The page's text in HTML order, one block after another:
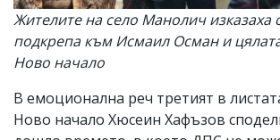
Жителите на село Манолич изказаха
подкрепа към Исмаил Осман и
Ново начало
В емоционална реч третият в
Ново начало Хюсеин Хафъзов